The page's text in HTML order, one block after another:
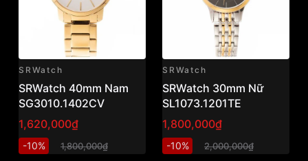
SRWatch
SRWatch 40mm Nam
SG3010.1402CV
1,620,000₫
-10% 1,800,000₫
SRWatch
SRWatch 30mm Nữ
SL1073.1201TE
1,800,000₫
-10% 2,000,000₫